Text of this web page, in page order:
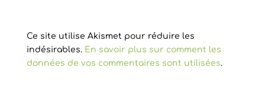
Ce site utilise Akismet pour réduire les
indésirables. En savoir plus sur comment les
données de vos commentaires sont utilisées.